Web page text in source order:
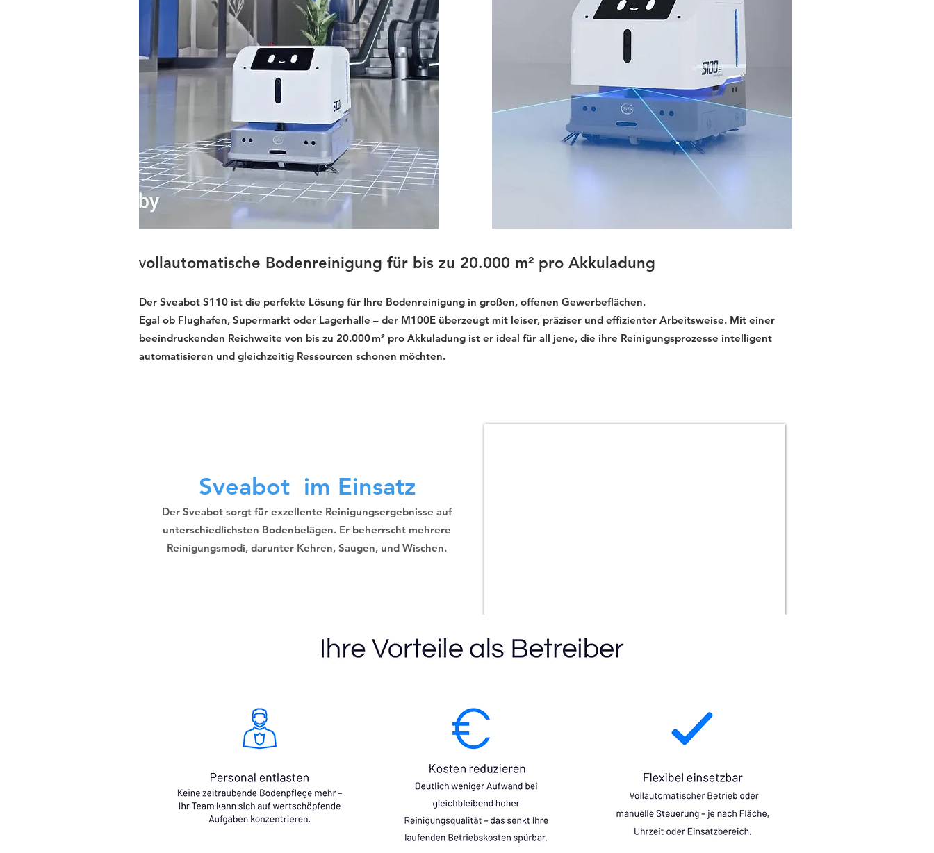
Vollautomatische Bodenreinigung für bis zu 20.000 m² pro Akkuladung
Der Sveabot S110 ist die perfekte Lösung für Ihre Bodenreinigung in großen, offenen Gewerbeflächen.
Egal ob Flughafen, Supermarkt oder Lagerhalle – der M100E überzeugt mit leiser, präziser und effizienter Arbeitsweise. Mit einer
beeindruckenden Reichweite von bis zu 20.000 m² pro Akkuladung ist er ideal für all jene, die ihre Reinigungsprozesse intelligent
automatisieren und gleichzeitig Ressourcen schonen möchten.
Sveabot im Einsatz
Der Sveabot sorgt für exzellente Reinigungsergebnisse auf
unterschiedlichsten Bodenbelägen. Er beherrscht mehrere
Reinigungsmodi, darunter Kehren, Saugen, und Wischen.